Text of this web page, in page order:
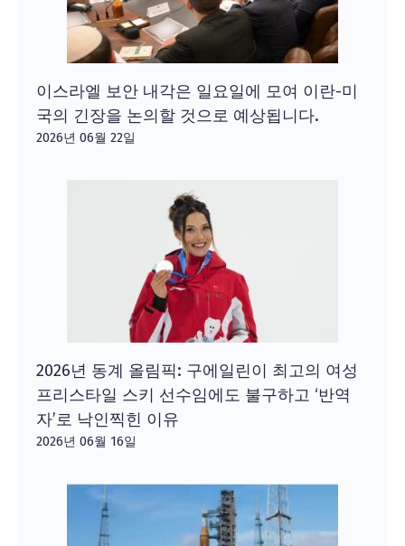
이스라엘 보안 내각은 일요일에 모여 이란-미
국의 긴장을 논의할 것으로 예상됩니다.
2026년 06월 22일
2026년 동계 올림픽: 구에일린이 최고의 여성
프리스타일 스키 선수임에도 불구하고 ‘반역
자’로 낙인찍힌 이유
2026년 06월 16일